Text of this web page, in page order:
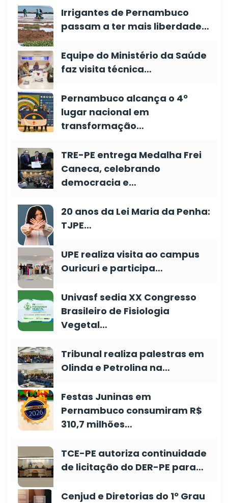
Irrigantes de Pernambuco
passam a ter mais liberdade…
Equipe do Ministério da Saúde
faz visita técnica…
Pernambuco alcança o 4º
lugar nacional em
transformação…
TRE-PE entrega Medalha Frei
Caneca, celebrando
democracia e…
20 anos da Lei Maria da Penha:
TJPE…
UPE realiza visita ao campus
Ouricuri e participa…
Univasf sedia XX Congresso
Brasileiro de Fisiologia
Vegetal…
Tribunal realiza palestras em
Olinda e Petrolina na…
Festas Juninas em
Pernambuco consumiram R$
310,7 milhões…
TCE-PE autoriza continuidade
de licitação do DER-PE para…
Cenjud e Diretorias do 1º Grau